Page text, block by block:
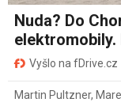
Nuda? Do
Vyšlo na fDrive.cz
Martin Pultzner,